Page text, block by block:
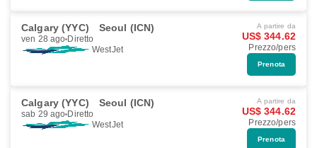
Calgary (YYC) Seoul (ICN)
ven 28 ago Diretto
WestJet
A partire da
US$ 344.62
Prezzo/pers
Prenota
Calgary (YYC) Seoul (ICN)
sab 29 ago Diretto
WestJet
A partire da
US$ 344.62
Prezzo/pers
Prenota